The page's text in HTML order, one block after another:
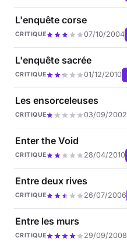
L'enquête corse
CRITIQUE 07/10/2004
L'enquête sacrée
CRITIQUE 01/12/2010
Les ensorceleuses
CRITIQUE 03/09/2002
Enter the Void
CRITIQUE 28/04/2010
Entre deux rives
CRITIQUE 26/07/2006
Entre les murs
CRITIQUE 29/09/2008